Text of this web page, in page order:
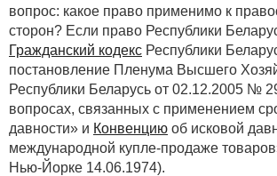
вопрос: какое право применимо к
сторон? Если право Республики
Гражданский кодекс Республики
постановление Пленума Высшего
Республики Беларусь от 02.12.2005 №
вопросах, связанных с применением
давности» и Конвенцию об исковой
международной купле-продаже
Нью-Йорке 14.06.1974).